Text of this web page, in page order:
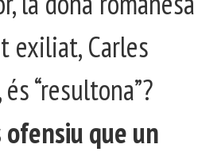
exiliat, Carles
“resultona”?
ofensiu que un